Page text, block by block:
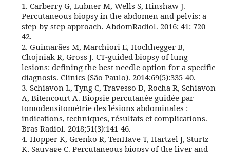
1. Carberry G, Lubner M, Wells S, Hinshaw J.
Percutaneous biopsy in the abdomen and pelvis: a
step-by-step approach. AbdomRadiol. 2016; 41: 720-
42.
2. Guimarães M, Marchiori E, Hochhegger B,
Chojniak R, Gross J. CT-guided biopsy of lung
lesions: defining the best needle option for a specific
diagnosis. Clinics (São Paulo). 2014;69(5):335-40.
3. Schiavon L, Tyng C, Travesso D, Rocha R, Schiavon
A, Bitencourt A. Biopsie percutanée guidée par
tomodensitométrie des lésions abdominales :
indications, techniques, résultats et complications.
Bras Radiol. 2018;51(3):141-46.
4. Hopper K, Grenko R, TenHave T, Hartzel J, Sturtz
K, Sauvage C. Percutaneous biopsy of the liver and